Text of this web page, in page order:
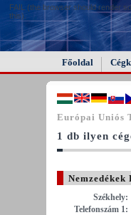
FAIL (the browser should render
this).
Főoldal
Európai Uniós
1 db ilyen
Székhely:
Telefonszám 1: